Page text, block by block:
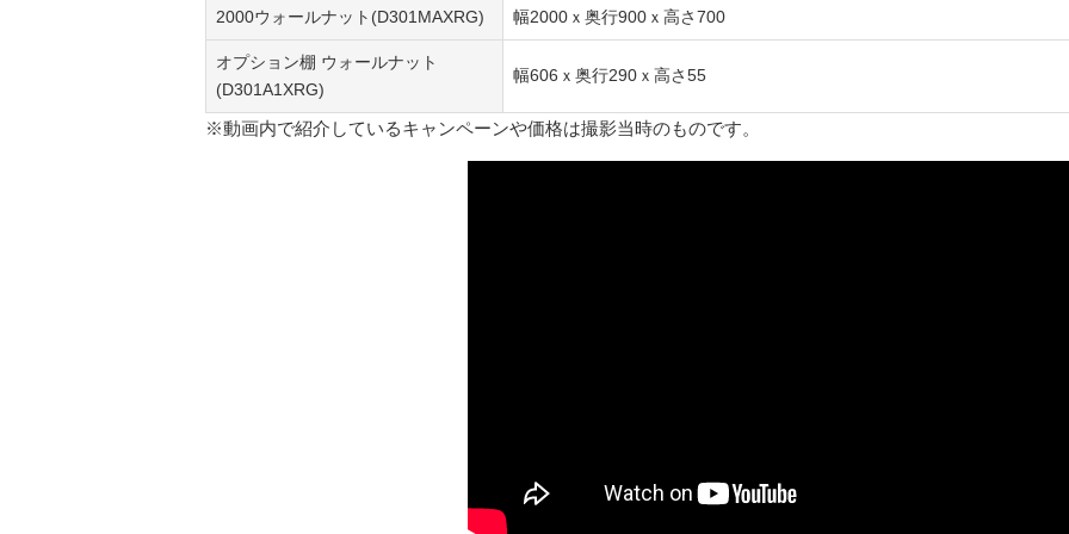
2000ウォールナット(D301MAXRG) 幅2000ｘ奥行900ｘ高さ700
オプション棚 ウォールナット
(D301A1XRG)
幅606ｘ奥行290ｘ高さ55
※動画内で紹介しているキャンペーンや価格は撮影当時のものです。